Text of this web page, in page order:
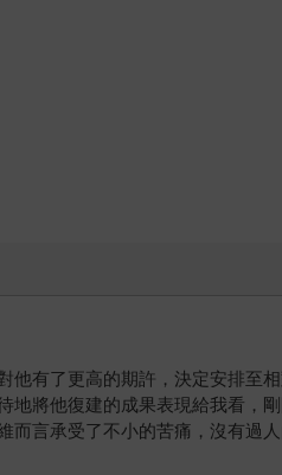
有了更高的期許，決定安排至
將他復建的成果表現給我看，
言承受了不小的苦痛，沒有過